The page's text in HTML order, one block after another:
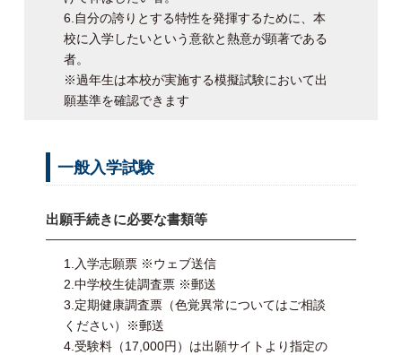
6.自分の誇りとする特性を発揮するために、本
校に入学したいという意欲と熱意が顕著である
者。
※過年生は本校が実施する模擬試験において出
願基準を確認できます
一般入学試験
出願手続きに必要な書類等
1.入学志願票 ※ウェブ送信
2.中学校生徒調査票 ※郵送
3.定期健康調査票（色覚異常についてはご相談
ください）※郵送
4.受験料（17,000円）は出願サイトより指定の